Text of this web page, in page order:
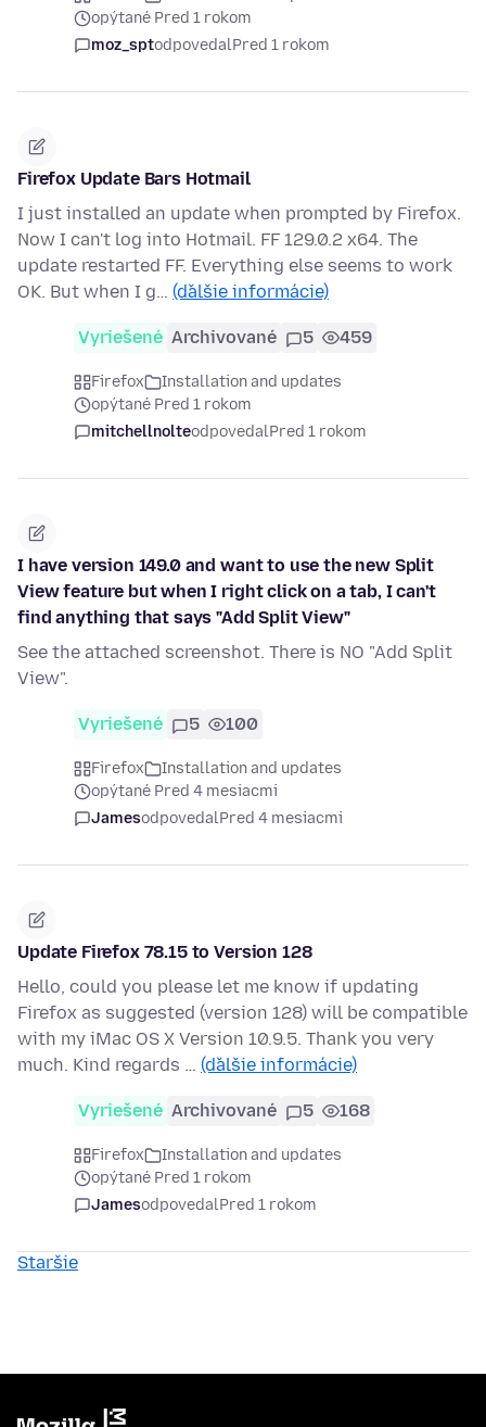
opýtané Pred 1 rokom
moz_sptodpovedalPred 1 rokom
Firefox Update Bars Hotmail
I just installed an update when prompted by Firefox.
Now I can't log into Hotmail. FF 129.0.2 x64. The
update restarted FF. Everything else seems to work
OK. But when I g… (ďalšie informácie)
Vyriešené Archivované 5 459
Firefox
Installation and updates
opýtané Pred 1 rokom
mitchellnolteodpovedalPred 1 rokom
I have version 149.0 and want to use the new Split
View feature but when I right click on a tab, I can't
find anything that says "Add Split View"
See the attached screenshot. There is NO "Add Split
View".
Vyriešené 5 100
Firefox
Installation and updates
opýtané Pred 4 mesiacmi
JamesodpovedalPred 4 mesiacmi
Update Firefox 78.15 to Version 128
Hello, could you please let me know if updating
Firefox as suggested (version 128) will be compatible
with my iMac OS X Version 10.9.5. Thank you very
much. Kind regards … (ďalšie informácie)
Vyriešené Archivované 5 168
Firefox
Installation and updates
opýtané Pred 1 rokom
JamesodpovedalPred 1 rokom
Staršie